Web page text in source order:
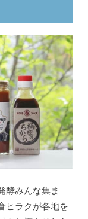
酵みんな集ま
ヒラクが各地を